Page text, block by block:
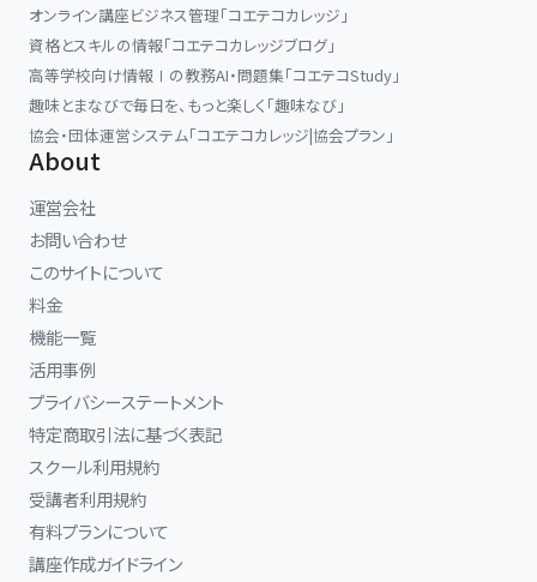
オンライン講座ビジネス管理「コエテコカレッジ」
資格とスキルの情報「コエテコカレッジブログ」
高等学校向け情報Ⅰの教務AI・問題集「コエテコStudy」
趣味とまなびで毎日を、もっと楽しく「趣味なび」
協会・団体運営システム「コエテコカレッジ|協会プラン」
About
運営会社
お問い合わせ
このサイトについて
料金
機能一覧
活用事例
プライバシーステートメント
特定商取引法に基づく表記
スクール利用規約
受講者利用規約
有料プランについて
講座作成ガイドライン